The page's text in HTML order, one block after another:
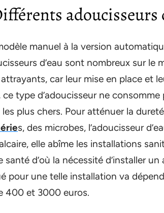
adoucisseurs
manuel à la version
d’eau sont nombreux sur le
car leur mise en place et
ce type d’adoucisseur ne
plus chers. Pour atténuer la dureté
s, des microbes, l’adoucisseur
elle abîme les installations
santé d’où la nécessité d’installer
pour une telle installation va
400 et 3000 euros.